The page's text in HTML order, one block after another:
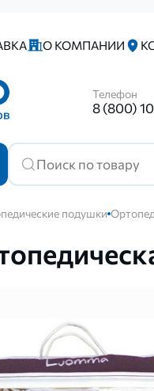
О КОМПАНИИ
Телефон
8 (800)
подушки